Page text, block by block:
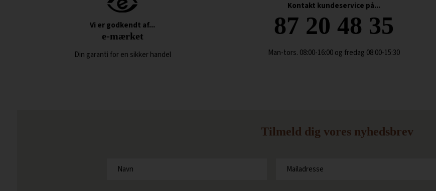
Vi er godkendt af...
e-mærket
Din garanti for en sikker handel
Kontakt kundeservice på...
87 20 48 35
Man-tors. 08:00-16:00 og fredag 08:00-15:30
Tilmeld dig vores nyhedsbrev